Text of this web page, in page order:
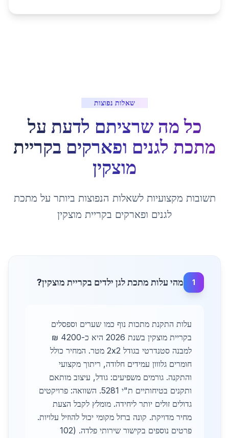
שאלות נפוצות
כל מה שרציתם לדעת על
מתכת לגנים ופארקים בקריית
מוצקין
תשובות מקצועיות לשאלות הנפוצות ביותר על מתכת
לגנים ופארקים בקריית מוצקין
1 מהי עלות מתכת לגן ילדים בקריית מוצקין?
עלות התקנת מתכות נוף כמו שערים וספסלים
בקריית מוצקין בשנת 2026 היא כ-4200 ₪
למבנה סטנדרטי בגודל 2x2 מטר. המחיר כולל
חומרים גלווון עמידים חלודה, ריתוך מקצועי
והתקנה. גורמים משפיעים: גודל, עיצוב מותאם
ותקנים בטיחותיים ת"י 5281. השוואה: פרויקטים
גדולים זולים יותר ליחידה. מומלץ לקבל הצעת
מחיר מדויקת. קונה ברזל מקומי יכול להוזיל עלויות.
פרטים נוספים בקישור שירותי פלדה. (102